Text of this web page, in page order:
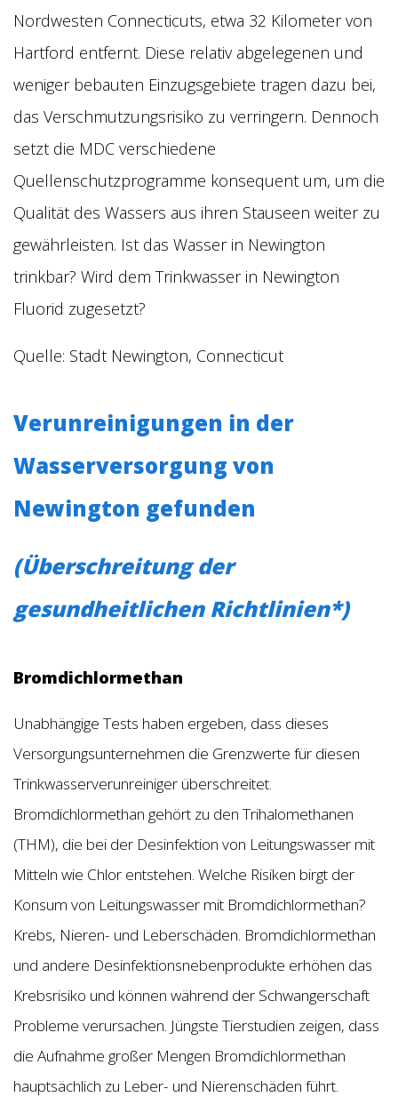
Nordwesten Connecticuts, etwa 32 Kilometer von
Hartford entfernt. Diese relativ abgelegenen und
weniger bebauten Einzugsgebiete tragen dazu bei,
das Verschmutzungsrisiko zu verringern. Dennoch
setzt die MDC verschiedene
Quellenschutzprogramme konsequent um, um die
Qualität des Wassers aus ihren Stauseen weiter zu
gewährleisten. Ist das Wasser in Newington
trinkbar? Wird dem Trinkwasser in Newington
Fluorid zugesetzt?
Quelle: Stadt Newington, Connecticut
Verunreinigungen in der
Wasserversorgung von
Newington gefunden
(Überschreitung der
gesundheitlichen Richtlinien*)
Bromdichlormethan
Unabhängige Tests haben ergeben, dass dieses
Versorgungsunternehmen die Grenzwerte für diesen
Trinkwasserverunreiniger überschreitet.
Bromdichlormethan gehört zu den Trihalomethanen
(THM), die bei der Desinfektion von Leitungswasser mit
Mitteln wie Chlor entstehen. Welche Risiken birgt der
Konsum von Leitungswasser mit Bromdichlormethan?
Krebs, Nieren- und Leberschäden. Bromdichlormethan
und andere Desinfektionsnebenprodukte erhöhen das
Krebsrisiko und können während der Schwangerschaft
Probleme verursachen. Jüngste Tierstudien zeigen, dass
die Aufnahme großer Mengen Bromdichlormethan
hauptsächlich zu Leber- und Nierenschäden führt.